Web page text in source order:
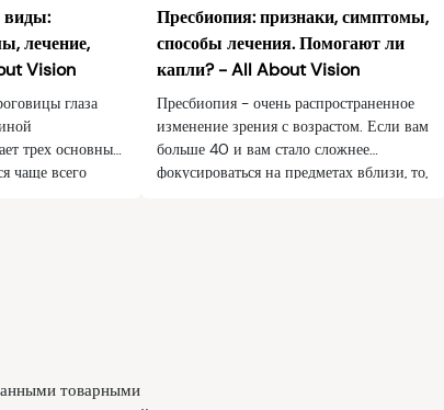
виды:
лечение,
Vision
глаза
трех основных
чаще всего
Пресбиопия: признаки, симптомы,
способы лечения. Помогают ли
капли? - All About Vision
Пресбиопия - очень распространенное
изменение зрения с возрастом. Если вам
больше 40 и вам стало сложнее
фокусироваться на предметах вблизи, то,
товарными